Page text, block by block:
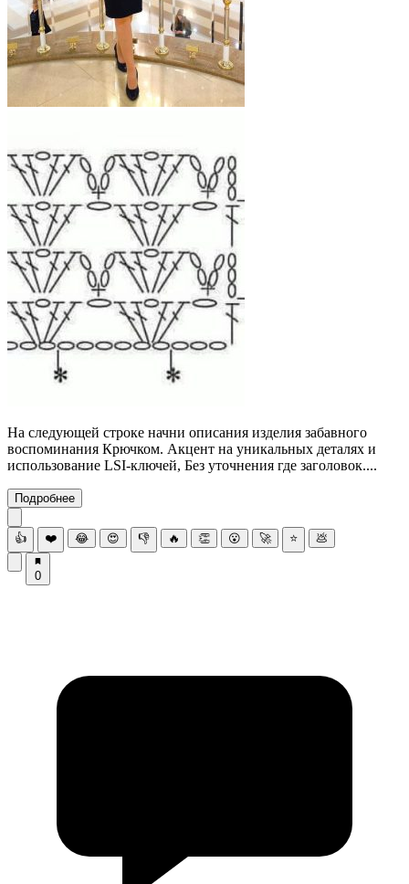
На следующей строке начни описания изделия забавного
воспоминания Крючком. Акцент на уникальных деталях и
использование LSI-ключей, Без уточнения где заголовок....
Подробнее
👍 ❤️ 😂 😍 👎 🔥 👏 😮 🚀 ⭐ 💩
0